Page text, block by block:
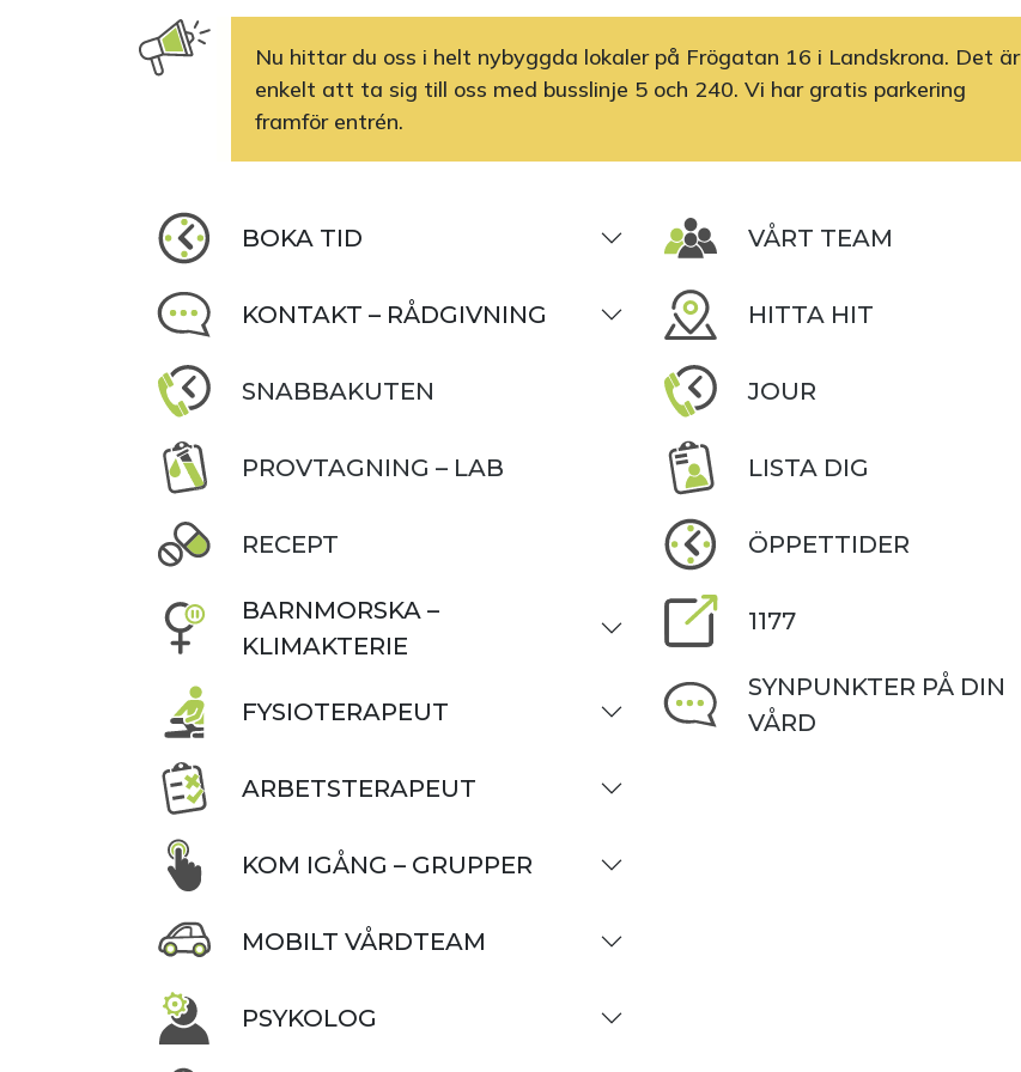
Nu hittar du oss i helt nybyggda lokaler på Frögatan 16 i Landskrona. Det är
enkelt att ta sig till oss med busslinje 5 och 240. Vi har gratis parkering
framför entrén.
BOKA TID
KONTAKT – RÅDGIVNING
SNABBAKUTEN
PROVTAGNING – LAB
RECEPT
BARNMORSKA –
KLIMAKTERIE
FYSIOTERAPEUT
ARBETSTERAPEUT
KOM IGÅNG – GRUPPER
MOBILT VÅRDTEAM
PSYKOLOG
VÅRT TEAM
HITTA HIT
JOUR
LISTA DIG
ÖPPETTIDER
1177
SYNPUNKTER PÅ DIN
VÅRD